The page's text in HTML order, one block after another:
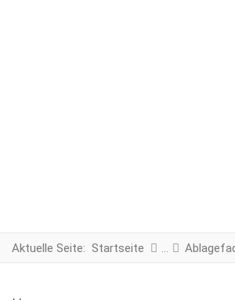
Aktuelle Seite: Startseite